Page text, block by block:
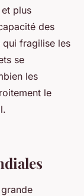
plus
des
fragilise les
se
les
le